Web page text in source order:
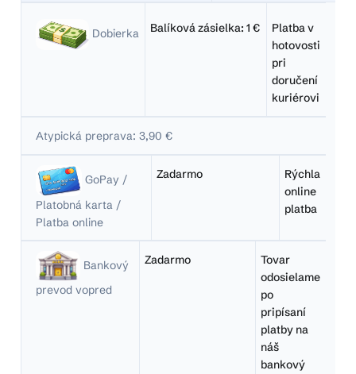
Dobierka Balíková zásielka: 1 €
Platba v
hotovosti
pri
doručení
kuriérovi
Atypická preprava: 3,90 €
GoPay /
Platobná karta /
Platba online
Zadarmo
Rýchla
online
platba
Bankový
prevod vopred
Zadarmo
Tovar
odosielame
po
pripísaní
platby na
náš
bankový